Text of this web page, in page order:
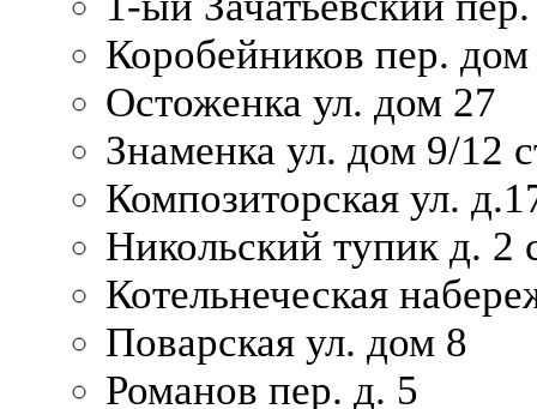
Коробейников пер.
Остоженка ул. дом 27
Знаменка ул. дом 9/12
Композиторская ул.
Никольский тупик д. 2
Котельнеческая
Поварская ул. дом 8
Романов пер. д. 5